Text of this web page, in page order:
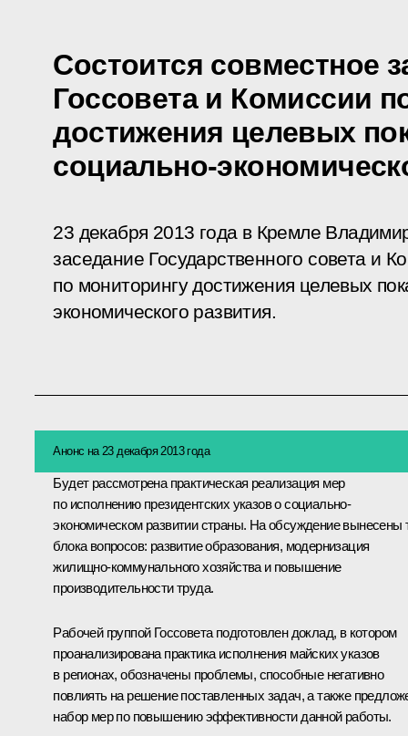
Состоится совместное
Госсовета и Комиссии
достижения целевых
социально-
23 декабря 2013 года в Кремле
заседание Государственного совета и
по мониторингу достижения целевых
экономического развития.
Анонс на 23 декабря 2013 года
Будет рассмотрена практическая реализация мер
по исполнению президентских указов о социально-
экономическом развитии страны. На обсуждение вынесены
блока вопросов: развитие образования, модернизация
жилищно-коммунального хозяйства и повышение
производительности труда.
Рабочей группой Госсовета подготовлен доклад, в котором
проанализирована практика исполнения майских указов
в регионах, обозначены проблемы, способные негативно
повлиять на решение поставленных задач, а также
набор мер по повышению эффективности данной работы.